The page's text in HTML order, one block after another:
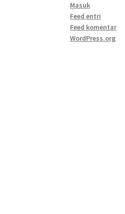
Masuk
Feed entri
Feed komentar
WordPress.org